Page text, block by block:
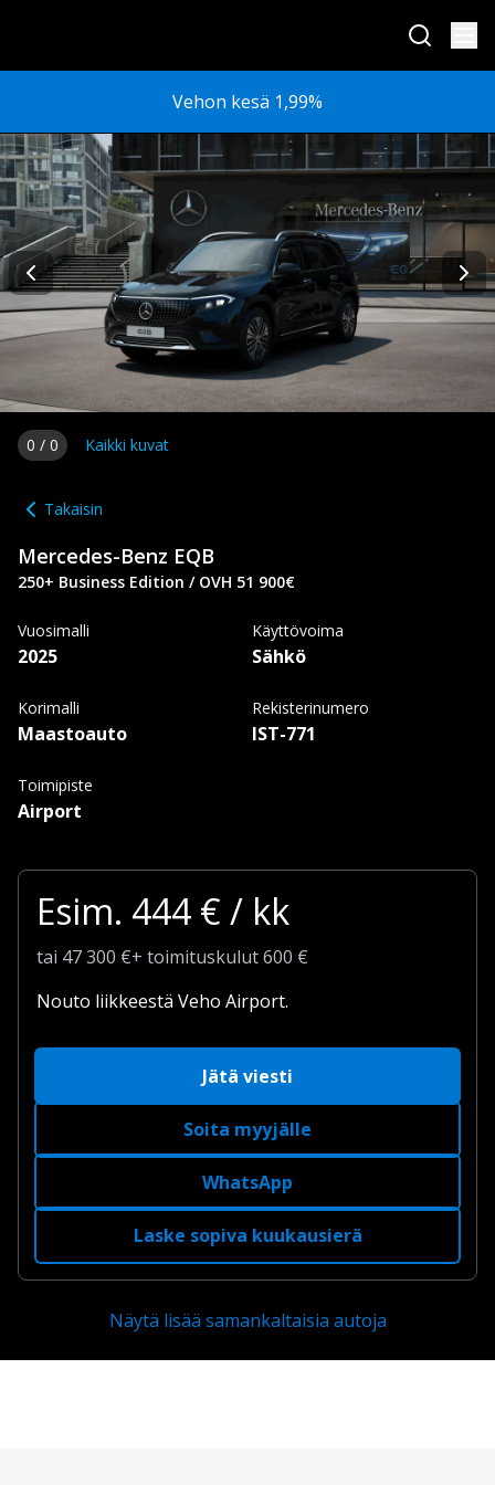
Vehon kesä 1,99%
0 / 0 Kaikki kuvat
Takaisin
Mercedes-Benz EQB
250+ Business Edition / OVH 51 900€
Vuosimalli
2025
Käyttövoima
Sähkö
Korimalli
Maastoauto
Rekisterinumero
IST-771
Toimipiste
Airport
Esim. 444 € / kk
tai 47 300 €+ toimituskulut600 €
Nouto liikkeestä Veho Airport.
Jätä viesti
Soita myyjälle
WhatsApp
Laske sopiva kuukausierä
Näytä lisää samankaltaisia autoja